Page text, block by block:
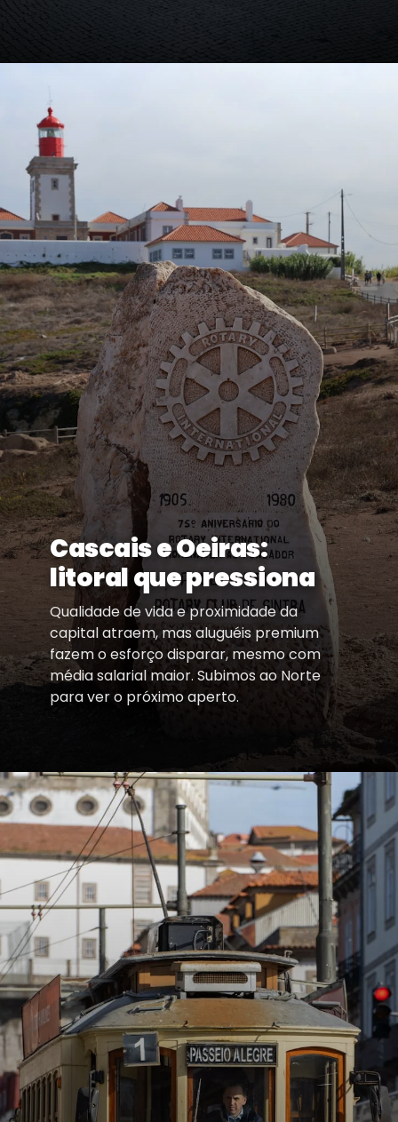
Cascais e Oeiras:
litoral que pressiona
Qualidade de vida e proximidade da
capital atraem, mas aluguéis premium
fazem o esforço disparar, mesmo com
média salarial maior. Subimos ao Norte
para ver o próximo aperto.